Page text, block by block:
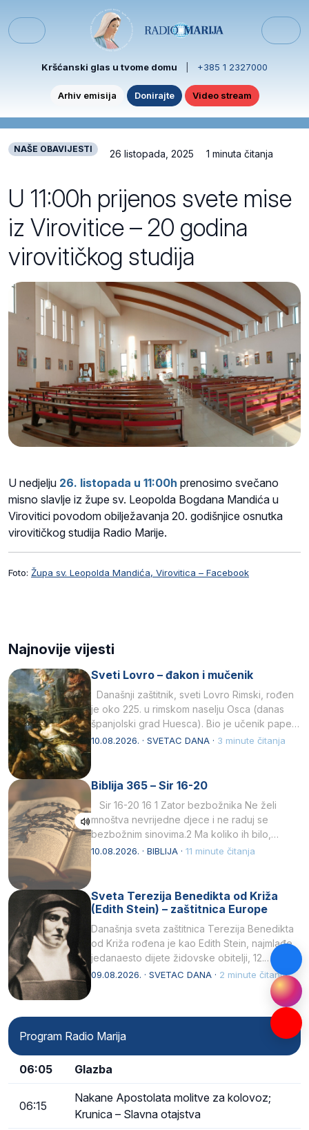
Menu
Kršćanski glas u tvome domu +385 1 2327000
Arhiv emisija Donirajte Video stream
NAŠE OBAVIJESTI 26 listopada, 2025 1 minuta čitanja
U 11:00h prijenos svete mise
iz Virovitice – 20 godina
virovitičkog studija
U nedjelju 26. listopada u 11:00h prenosimo svečano
misno slavlje iz župe sv. Leopolda Bogdana Mandića u
Virovitici povodom obilježavanja 20. godišnjice osnutka
virovitičkog studija Radio Marije.
Foto: Župa sv. Leopolda Mandića, Virovitica – Facebook
Najnovije vijesti
Sveti Lovro – đakon i mučenik
Današnji zaštitnik, sveti Lovro Rimski, rođen
je oko 225. u rimskom naselju Osca (danas
španjolski grad Huesca). Bio je učenik pape…
10.08.2026. · SVETAC DANA · 3 minute čitanja
Biblija 365 – Sir 16-20
Sir 16-20 16 1 Zator bezbožnika Ne želi
mnoštva nevrijedne djece i ne raduj se
bezbožnim sinovima.2 Ma koliko ih bilo,…
10.08.2026. · BIBLIJA · 11 minute čitanja
Sveta Terezija Benedikta od Križa
(Edith Stein) – zaštitnica Europe
Današnja sveta zaštitnica Terezija Benedikta
od Križa rođena je kao Edith Stein, najmlađe,
jedanaesto dijete židovske obitelji, 12.
listopada 1891, u Wrocławu…
09.08.2026. · SVETAC DANA · 2 minute čitanja
Program Radio Marija
06:05 Glazba
06:15
Nakane Apostolata molitve za kolovoz;
Krunica – Slavna otajstva